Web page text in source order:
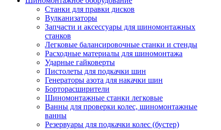
Станки для правки дисков
Вулканизаторы
Запчасти и аксессуары для шиномонтажных
станков
Легковые балансировочные станки и стенды
Расходные материалы для шиномонтажа
Ударные гайковерты
Пистолеты для подкачки шин
Генераторы азота для накачки шин
Борторасширители
Шиномонтажные станки легковые
Ванны для проверки колес, шиномонтажные
ванны
Резервуары для подкачки колес (бустер)